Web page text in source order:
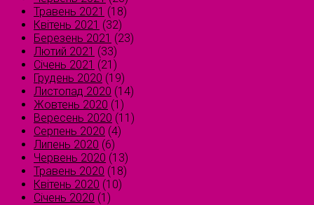
Травень 2021 (18)
Квітень 2021 (32)
Березень 2021 (23)
Лютий 2021 (33)
Січень 2021 (21)
Грудень 2020 (19)
Листопад 2020 (14)
Жовтень 2020 (1)
Вересень 2020 (11)
Серпень 2020 (4)
Липень 2020 (6)
Червень 2020 (13)
Травень 2020 (18)
Квітень 2020 (10)
Січень 2020 (1)